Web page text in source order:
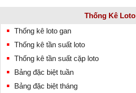
Thống Kê Loto
Thống kê loto gan
Thống kê tần suất loto
Thống kê tần suất cặp loto
Bảng đặc biệt tuần
Bảng đặc biệt tháng